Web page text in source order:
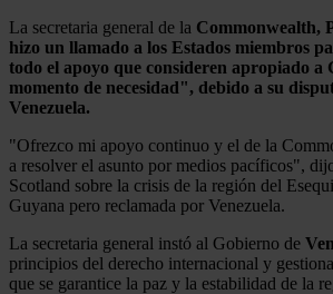
La secretaria general de la Commonwealth,
hizo un llamado a los Estados miembros
todo el apoyo que consideren apropiado a
momento de necesidad", debido a su
Venezuela.
"Ofrezco mi apoyo continuo y el de la
a resolver el asunto por medios pacíficos",
Scotland sobre la crisis de la región del
Guyana pero reclamada por Venezuela.
La secretaria general instó al Gobierno de
principios del derecho internacional y
que se garantice la paz y la estabilidad de la